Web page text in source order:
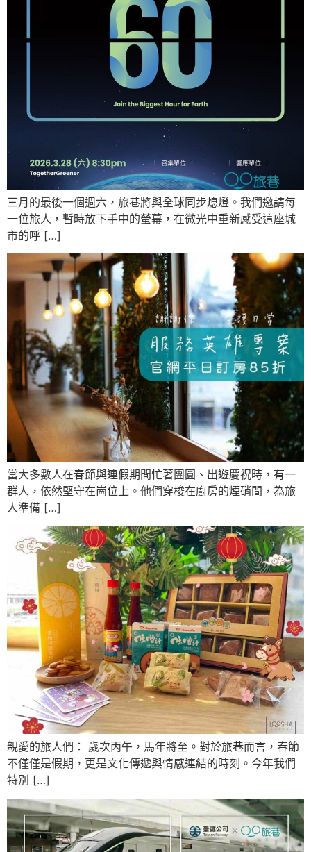
三月的最後一個週六，旅巷將與全球同步熄燈。我們邀請每
一位旅人，暫時放下手中的螢幕，在微光中重新感受這座城
市的呼 […]
當大多數人在春節與連假期間忙著團圓、出遊慶祝時，有一
群人，依然堅守在崗位上。他們穿梭在廚房的煙硝間，為旅
人準備 […]
親愛的旅人們： 歲次丙午，馬年將至。對於旅巷而言，春節
不僅僅是假期，更是文化傳遞與情感連結的時刻。今年我們
特別 […]